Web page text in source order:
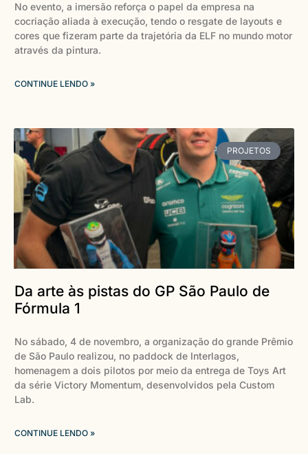
No evento, a imersão reforça o papel da empresa na
cocriação aliada à execução, tendo o resgate de layouts e
cores que fizeram parte da trajetória da ELF no mundo motor
através da pintura.
CONTINUE LENDO »
PROJETOS
Da arte às pistas do GP São Paulo de
Fórmula 1
No sábado, 4 de novembro, a organização do grande Prêmio
de São Paulo realizou, no paddock de Interlagos,
homenagem a dois pilotos por meio da entrega de Toys Art
da série Victory Momentum, desenvolvidos pela Custom
Lab.
CONTINUE LENDO »